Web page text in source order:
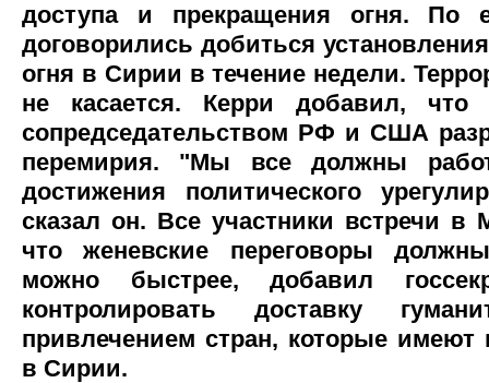
доступа и прекращения огня. По
договорились добиться
огня в Сирии в течение недели.
не касается. Керри добавил, что
сопредседательством РФ и США
перемирия. "Мы все должны
достижения политического
сказал он. Все участники встречи в
что женевские переговоры
можно быстрее, добавил
контролировать доставку
привлечением стран, которые
в Сирии.